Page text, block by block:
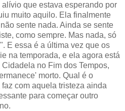
que estava esperando por
muito aquilo. Ela finalmente
sente nada. Ainda se sente
como sempre. Mas nada, só
E essa é a última vez que os
na temporada, e ela agora está
no Fim dos Tempos,
morto. Qual é o
com aquela tristeza ainda
para começar outro